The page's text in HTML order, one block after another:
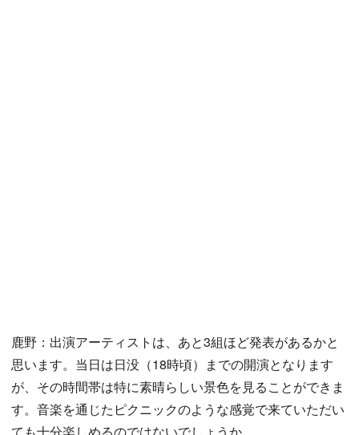
鹿野：出演アーティストは、あと3組ほど発表があるかと
思います。当日は日没（18時頃）までの開演となります
が、その時間帯は特に素晴らしい景色を見ることができま
す。音楽を通じたピクニックのような感覚で来ていただい